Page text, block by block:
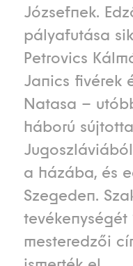
Józsefnek.
pályafutása
Petrovics
Janics fivérek
Natasa –
háború sújtotta
a házába, és
Szegeden.
tevékenységét
mesteredzői